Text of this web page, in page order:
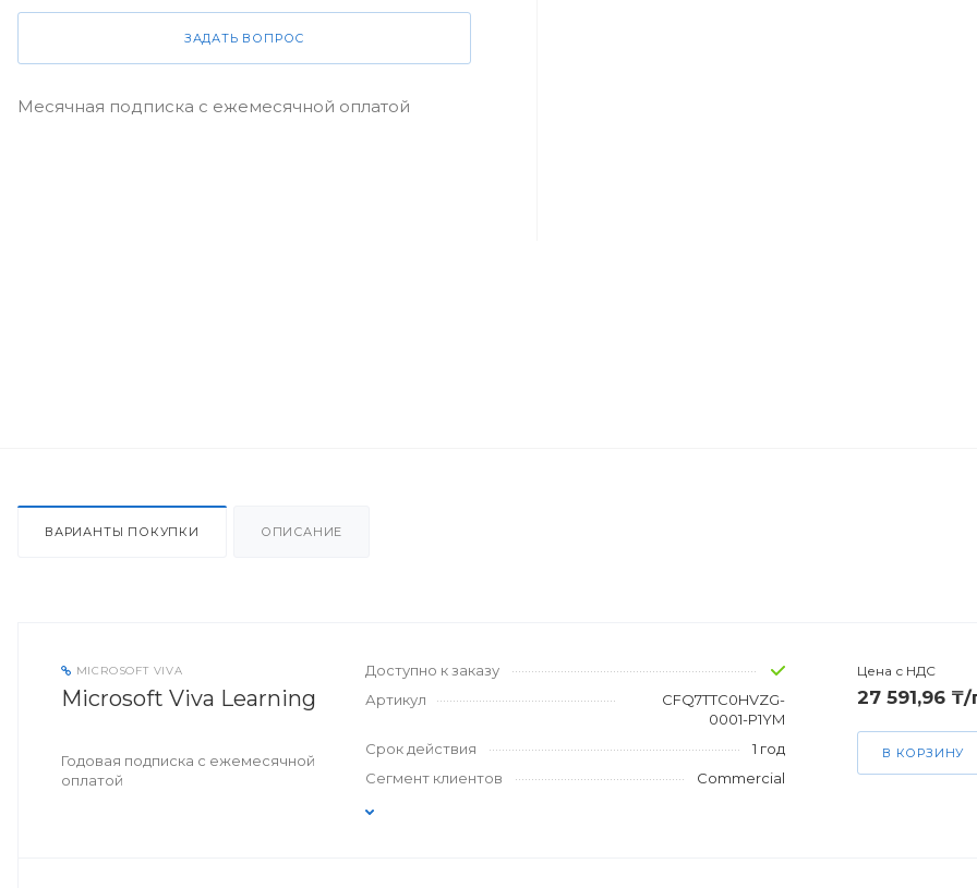
ЗАДАТЬ ВОПРОС
Месячная подписка с ежемесячной оплатой
ВАРИАНТЫ ПОКУПКИ ОПИСАНИЕ
MICROSOFT VIVA
Microsoft Viva Learning
Годовая подписка с ежемесячной
оплатой
Доступно к заказу
Артикул
CFQ7TTC0HVZG-
0001-P1YM
Срок действия
1 год
Сегмент клиентов
Commercial
Цена с НДС
27 591,96
В КОРЗИНУ